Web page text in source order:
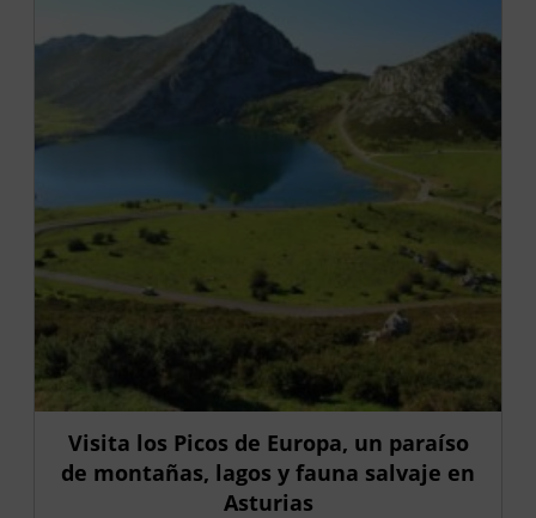
Visita los Picos de Europa, un paraíso
de montañas, lagos y fauna salvaje en
Asturias